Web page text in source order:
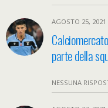
AGOSTO 25, 2021
parte della
NESSUNA